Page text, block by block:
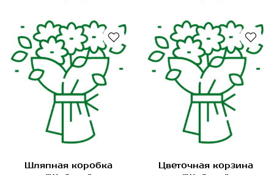
Шляпная коробка
Цветочная корзина